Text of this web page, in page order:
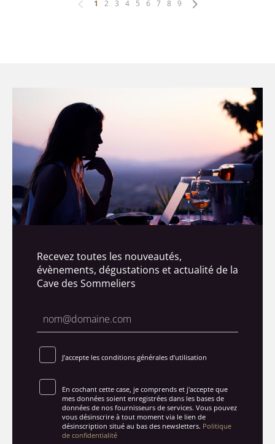
1 2 3 4 5 6 7 8 9
Recevez toutes les nouveautés,
évènements, dégustations et actualité de la
Cave des Sommeliers
J’accepte les conditions générales d’utilisation
En cochant cette case, je comprends et j'accepte que
mes données soient enregistrées dans les bases de
données de nos fournisseurs de services. Vous pouvez
vous désinscrire à tout moment via le lien de
désinscription situé au bas des newsletters. Politique
de confidentialité